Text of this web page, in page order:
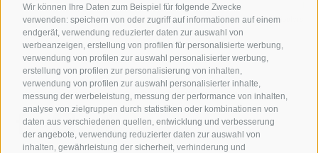
Wir können Ihre Daten zum Beispiel für folgende Zwecke
verwenden: speichern von oder zugriff auf informationen auf einem
endgerät, verwendung reduzierter daten zur auswahl von
werbeanzeigen, erstellung von profilen für personalisierte werbung,
verwendung von profilen zur auswahl personalisierter werbung,
erstellung von profilen zur personalisierung von inhalten,
verwendung von profilen zur auswahl personalisierter inhalte,
messung der werbeleistung, messung der performance von inhalten,
analyse von zielgruppen durch statistiken oder kombinationen von
daten aus verschiedenen quellen, entwicklung und verbesserung
der angebote, verwendung reduzierter daten zur auswahl von
inhalten, gewährleistung der sicherheit, verhinderung und
©OpenStreetMapcontributors